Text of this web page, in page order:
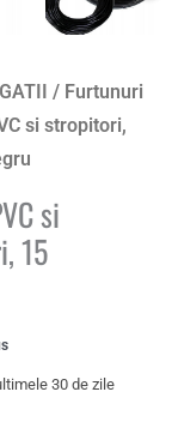
/ Furtunuri
si stropitori,
si
15
30 de zile